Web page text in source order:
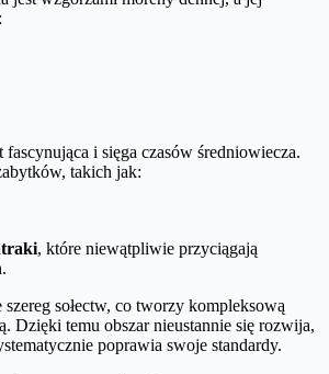
fascynująca i sięga czasów średniowiecza.
takich jak:
, które niewątpliwie przyciągają
sołectw, co tworzy kompleksową
Dzięki temu obszar nieustannie się rozwija,
poprawia swoje standardy.